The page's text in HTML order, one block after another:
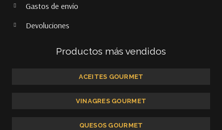
Gastos de envío
Devoluciones
Productos más vendidos
ACEITES GOURMET
VINAGRES GOURMET
QUESOS GOURMET